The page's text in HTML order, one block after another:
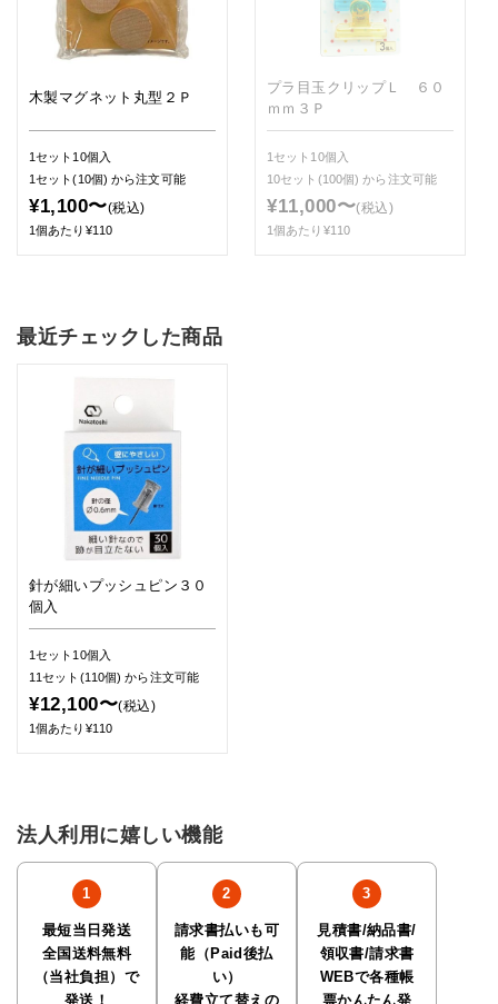
木製マグネット丸型２Ｐ
1セット10個入
1セット(10個)から注文可能
¥1,100〜(税込)
1個あたり¥110
プラ目玉クリップＬ ６０
ｍｍ３Ｐ
1セット10個入
10セット(100個)から注文可能
¥11,000〜(税込)
1個あたり¥110
最近チェックした商品
針が細いプッシュピン３０
個入
1セット10個入
11セット(110個)から注文可能
¥12,100〜(税込)
1個あたり¥110
法人利用に嬉しい機能
最短当日発送
全国送料無料
（当社負担）で
発送！
請求書払いも可
能（Paid後払
い）
経費立て替えの
見積書/納品書/
領収書/請求書
WEBで各種帳
票かんたん発